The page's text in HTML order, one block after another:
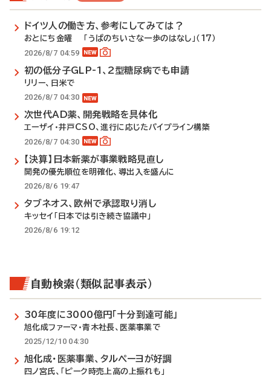
ドイツ人の働き方、参考にしてみては？
おとにち金曜 「うぱのちいさな一歩のはなし」（17）
2026/8/7 04:59
初の低分子GLP-1、2型糖尿病でも申請
リリー、日米で
2026/8/7 04:30
次世代AD薬、開発戦略を具体化
エーザイ・井戸CSO、進行に応じたパイプライン構築
2026/8/7 04:30
【決算】日本新薬が事業戦略見直し
開発の優先順位を明確化、導出入を盛んに
2026/8/6 19:47
タブネオス、欧州で承認取り消し
キッセイ「日本では引き続き協議中」
2026/8/6 19:12
自動検索（類似記事表示）
30年度に3000億円「十分到達可能」
旭化成ファーマ・青木社長、医薬事業で
2025/12/10 04:30
旭化成・医薬事業、タルペーヨが好調
四ノ宮氏、「ピーク時売上高の上振れも」